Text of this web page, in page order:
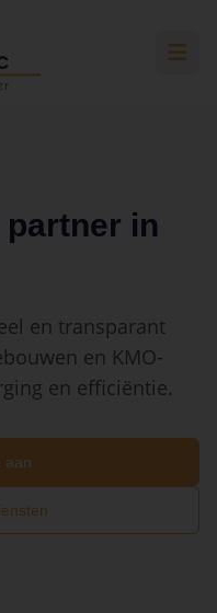
in
en transparant
en KMO-
en efficiëntie.
aan